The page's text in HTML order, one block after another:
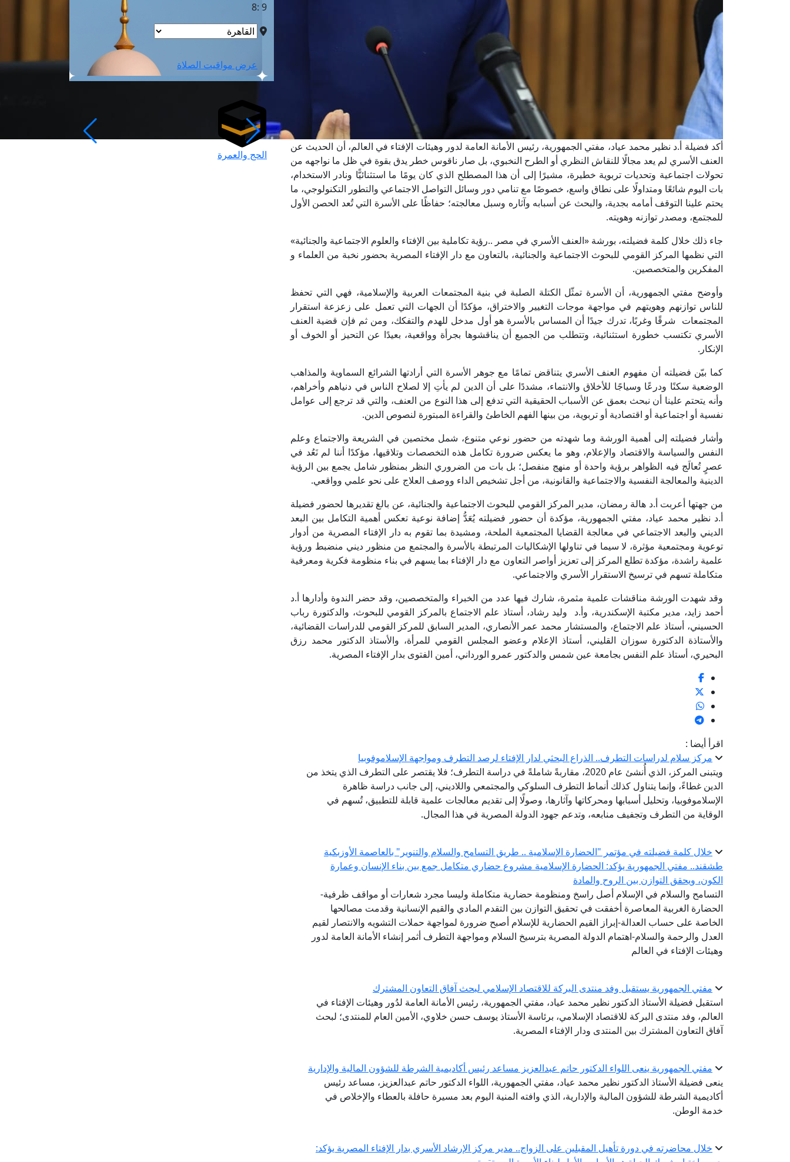
أكد فضيلة أ.د نظير محمد عياد، مفتي الجمهورية، رئيس الأمانة العامة لدور وهيئات الإفتاء في العالم، أن الحديث عن
العنف الأسري لم يعد مجالًا للنقاش النظري أو الطرح النخبوي، بل صار ناقوس خطر يدق بقوة في ظل ما نواجهه من
تحولات اجتماعية وتحديات تربوية خطيرة، مشيرًا إلى أن هذا المصطلح الذي كان يومًا ما استثنائيًّا ونادر الاستخدام،
بات اليوم شائعًا ومتداولًا على نطاق واسع، خصوصًا مع تنامي دور وسائل التواصل الاجتماعي والتطور التكنولوجي، ما
يحتم علينا التوقف أمامه بجدية، والبحث عن أسبابه وآثاره وسبل معالجته؛ حفاظًا على الأسرة التي تُعد الحصن الأول
للمجتمع، ومصدر توازنه وهويته.
جاء ذلك خلال كلمة فضيلته، بورشة «العنف الأسري في مصر ..رؤية تكاملية بين الإفتاء والعلوم الاجتماعية والجنائية»
التي نظمها المركز القومي للبحوث الاجتماعية والجنائية، بالتعاون مع دار الإفتاء المصرية بحضور نخبة من العلماء و
المفكرين والمتخصصين.
وأوضح مفتي الجمهورية، أن الأسرة تمثّل الكتلة الصلبة في بنية المجتمعات العربية والإسلامية، فهي التي تحفظ
للناس توازنهم وهويتهم في مواجهة موجات التغيير والاختراق، مؤكدًا أن الجهات التي تعمل على زعزعة استقرار
المجتمعات شرقًا وغربًا، تدرك جيدًا أن المساس بالأسرة هو أول مدخل للهدم والتفكك، ومن ثم فإن قضية العنف
الأسري تكتسب خطورة استثنائية، وتتطلب من الجميع أن يناقشوها بجرأة وواقعية، بعيدًا عن التحيز أو الخوف أو
الإنكار.
كما بيّن فضيلته أن مفهوم العنف الأسري يتناقض تمامًا مع جوهر الأسرة التي أرادتها الشرائع السماوية والمذاهب
الوضعية سكنًا ودرعًا وسياجًا للأخلاق والانتماء، مشددًا على أن الدين لم يأتِ إلا لصلاح الناس في دنياهم وأخراهم،
وأنه يتحتم علينا أن نبحث بعمق عن الأسباب الحقيقية التي تدفع إلى هذا النوع من العنف، والتي قد ترجع إلى عوامل
نفسية أو اجتماعية أو اقتصادية أو تربوية، من بينها الفهم الخاطئ والقراءة المبتورة لنصوص الدين.
وأشار فضيلته إلى أهمية الورشة وما شهدته من حضور نوعي متنوع، شمل مختصين في الشريعة والاجتماع وعلم
النفس والسياسة والاقتصاد والإعلام، وهو ما يعكس ضرورة تكامل هذه التخصصات وتلاقيها، مؤكدًا أننا لم نَعُد في
عصرٍ تُعالَج فيه الظواهر برؤية واحدة أو منهج منفصل؛ بل بات من الضروري النظر بمنظور شامل يجمع بين الرؤية
الدينية والمعالجة النفسية والاجتماعية والقانونية، من أجل تشخيص الداء ووصف العلاج على نحو علمي وواقعي.
من جهتها أعربت أ.د هالة رمضان، مدير المركز القومي للبحوث الاجتماعية والجنائية، عن بالغ تقديرها لحضور فضيلة
أ.د نظير محمد عياد، مفتي الجمهورية، مؤكدة أن حضور فضيلته يُعَدُّ إضافة نوعية تعكس أهمية التكامل بين البعد
الديني والبعد الاجتماعي في معالجة القضايا المجتمعية الملحة، ومشيدة بما تقوم به دار الإفتاء المصرية من أدوار
توعوية ومجتمعية مؤثرة، لا سيما في تناولها الإشكاليات المرتبطة بالأسرة والمجتمع من منظور ديني منضبط ورؤية
علمية راشدة، مؤكدة تطلع المركز إلى تعزيز أواصر التعاون مع دار الإفتاء بما يسهم في بناء منظومة فكرية ومعرفية
متكاملة تسهم في ترسيخ الاستقرار الأسري والاجتماعي.
وقد شهدت الورشة مناقشات علمية مثمرة، شارك فيها عدد من الخبراء والمتخصصين، وقد حضر الندوة وأدارها أ.د
أحمد زايد، مدير مكتبة الإسكندرية، وأ.د وليد رشاد، أستاذ علم الاجتماع بالمركز القومي للبحوث، والدكتورة رباب
الحسيني، أستاذ علم الاجتماع، والمستشار محمد عمر الأنصاري، المدير السابق للمركز القومي للدراسات القضائية،
والأستاذة الدكتورة سوزان القليني، أستاذ الإعلام وعضو المجلس القومي للمرأة، والأستاذ الدكتور محمد رزق
البحيري، أستاذ علم النفس بجامعة عين شمس والدكتور عمرو الورداني، أمين الفتوى بدار الإفتاء المصرية.
اقرأ أيضا :
مركز سلام لدراسات التطرف.. الذراع البحثي لدار الإفتاء لرصد التطرف ومواجهة الإسلاموفوبيا
ويتبنى المركز، الذي أُنشئ عام 2020، مقاربةً شاملةً في دراسة التطرف؛ فلا يقتصر على التطرف الذي يتخذ من
الدين غطاءً، وإنما يتناول كذلك أنماط التطرف السلوكي والمجتمعي واللاديني، إلى جانب دراسة ظاهرة
الإسلاموفوبيا، وتحليل أسبابها ومحركاتها وآثارها، وصولًا إلى تقديم معالجات علمية قابلة للتطبيق، تُسهم في
الوقاية من التطرف وتجفيف منابعه، وتدعم جهود الدولة المصرية في هذا المجال.
خلال كلمة فضيلته في مؤتمر "الحضارة الإسلامية .. طريق التسامح والسلام والتنوير" بالعاصمة الأوزبكية
طشقند.. مفتي الجمهورية يؤكد: الحضارة الإسلامية مشروع حضاري متكامل جمع بين بناء الإنسان وعمارة
الكون، ويحقق التوازن بين الروح والمادة
التسامح والسلام في الإسلام أصل راسخ ومنظومة حضارية متكاملة وليسا مجرد شعارات أو مواقف ظرفية-
الحضارة الغربية المعاصرة أخفقت في تحقيق التوازن بين التقدم المادي والقيم الإنسانية وقدمت مصالحها
الخاصة على حساب العدالة-إبراز القيم الحضارية للإسلام أصبح ضرورة لمواجهة حملات التشويه والانتصار لقيم
العدل والرحمة والسلام-اهتمام الدولة المصرية بترسيخ السلام ومواجهة التطرف أثمر إنشاء الأمانة العامة لدور
وهيئات الإفتاء في العالم
مفتي الجمهورية يستقبل وفد منتدى البركة للاقتصاد الإسلامي لبحث آفاق التعاون المشترك
استقبل فضيلة الأستاذ الدكتور نظير محمد عياد، مفتي الجمهورية، رئيس الأمانة العامة لدُور وهيئات الإفتاء في
العالم، وفد منتدى البركة للاقتصاد الإسلامي، برئاسة الأستاذ يوسف حسن خلاوي، الأمين العام للمنتدى؛ لبحث
آفاق التعاون المشترك بين المنتدى ودار الإفتاء المصرية.
مفتي الجمهورية ينعى اللواء الدكتور حاتم عبدالعزيز مساعد رئيس أكاديمية الشرطة للشؤون المالية والإدارية
ينعى فضيلة الأستاذ الدكتور نظير محمد عياد، مفتي الجمهورية، اللواء الدكتور حاتم عبدالعزيز، مساعد رئيس
أكاديمية الشرطة للشؤون المالية والإدارية، الذي وافته المنية اليوم بعد مسيرة حافلة بالعطاء والإخلاص في
خدمة الوطن.
خلال محاضرته في دورة تأهيل المقبلين على الزواج.. مدير مركز الإرشاد الأسري بدار الإفتاء المصرية يؤكد:
9 :8
عرض مواقيت الصلاة
الحج والعمرة